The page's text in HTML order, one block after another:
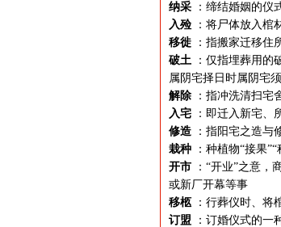
纳采
：缔结婚姻的仪
入殓
：将尸体放入棺
移徙
：指搬家迁移住
破土
：仅指埋葬用的
属阴宅择日时属阴宅须
解除
：指冲洗清扫宅
入宅
：即迁入新宅、
修造
：指阳宅之造与
栽种
：种植物“接果”“
开市
：“开业”之意
或新厂开幕等事
移柩
：行葬仪时、将
订盟
：订婚仪式的一